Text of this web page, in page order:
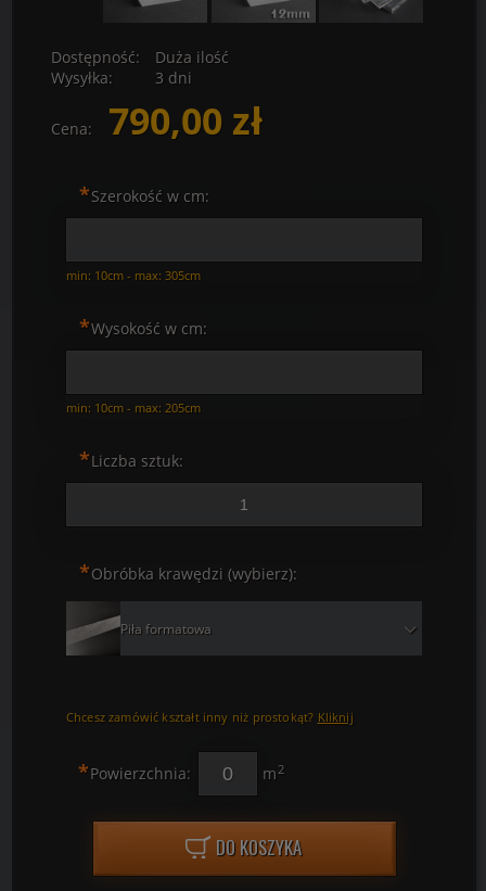
Dostępność:
Duża ilość
Wysyłka:
3 dni
Cena: 790,00 zł
*Szerokość w cm:
min: 10cm - max: 305cm
*Wysokość w cm:
min: 10cm - max: 205cm
*Liczba sztuk:
*Obróbka krawędzi (wybierz):
Piła formatowa
Chcesz zamówić kształt inny niż prostokąt? Kliknij
*Powierzchnia: m2
DO KOSZYKA